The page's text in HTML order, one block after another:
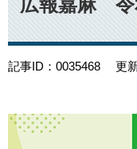
記事ID：0035468 更